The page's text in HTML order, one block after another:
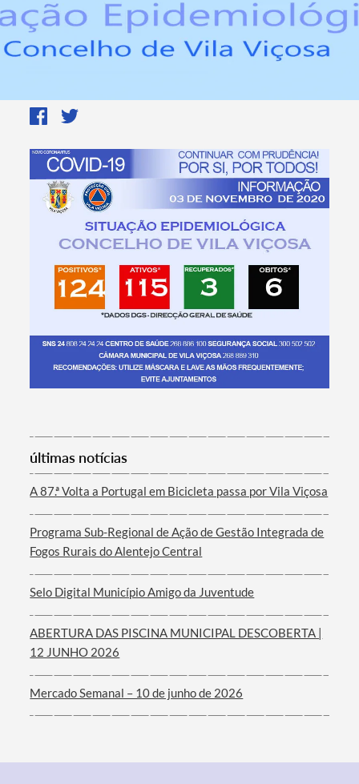
Categorias gerais
Filtros
últimas notícias
A 87.ª Volta a Portugal em Bicicleta passa por Vila Viçosa
Programa Sub-Regional de Ação de Gestão Integrada de
Fogos Rurais do Alentejo Central
Selo Digital Município Amigo da Juventude
ABERTURA DAS PISCINA MUNICIPAL DESCOBERTA |
12 JUNHO 2026
Mercado Semanal – 10 de junho de 2026